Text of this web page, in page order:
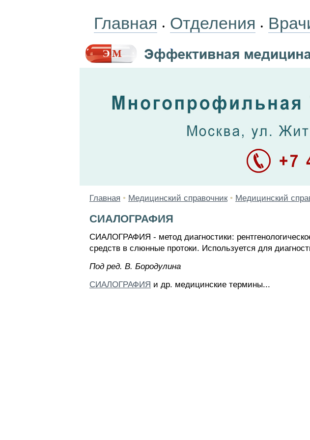
Главная • Отделения •
Главная • Медицинский справочник • Медицинский
СИАЛОГРАФИЯ
СИАЛОГРАФИЯ - метод диагностики:
средств в слюнные протоки. Используется для
Пoд peд. B. Бopoдyлинa
СИАЛОГРАФИЯ и др. медицинские термины...